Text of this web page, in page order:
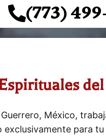
(773)
México,
para